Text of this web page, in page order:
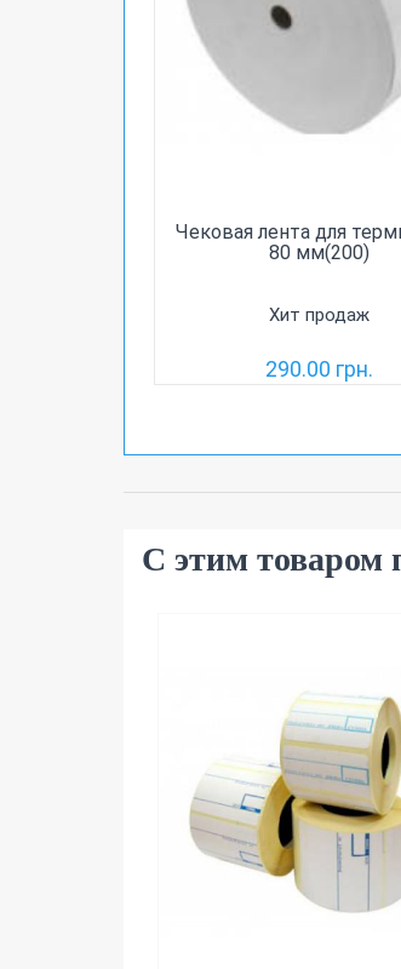
Чековая лента для
80 мм(200)
Хит продаж
290.00 грн.
С этим товаром